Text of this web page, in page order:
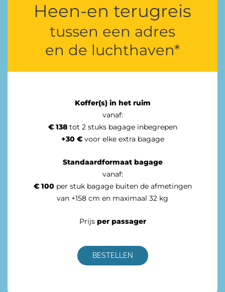
Heen-en terugreis
tussen een adres
en de luchthaven*
Koffer(s) in het ruim
vanaf:
€ 138 tot 2 stuks bagage inbegrepen
+30 €voor elke extra bagage
Standaardformaat bagage
vanaf:
€ 100 per stuk bagage buiten de afmetingen
van +158 cm en maximaal 32 kg
Prijs per passager
BESTELLEN